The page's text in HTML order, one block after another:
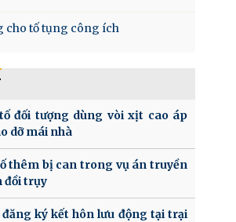
cho tố tụng công ích
đối tượng dùng vòi xịt cao áp
dỡ mái nhà
thêm bị can trong vụ án truyền
đồi trụy
ký kết hôn lưu động tại trại